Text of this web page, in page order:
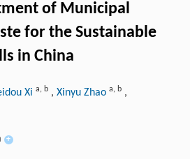
of Municipal
for the Sustainable
in China
Xi a, b, Xinyu Zhao a, b,
+